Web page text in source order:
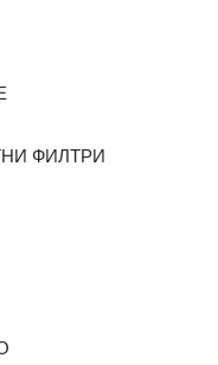
ФИЛТРИ